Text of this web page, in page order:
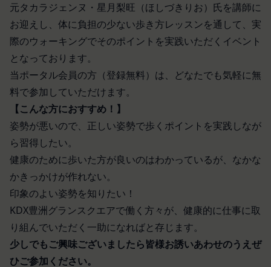
元タカラジェンヌ・星月梨旺（ほしづきりお）氏を講師に
お迎えし、体に負担の少ない歩き方レッスンを通して、実
際のウォーキングでそのポイントを実践いただくイベント
となっております。
当ポータル会員の方（登録無料）は、どなたでも気軽に無
料で参加していただけます。
【こんな方におすすめ！】
姿勢が悪いので、正しい姿勢で歩くポイントを実践しなが
ら習得したい。
健康のために歩いた方が良いのはわかっているが、なかな
かきっかけが作れない。
印象のよい姿勢を知りたい！
KDX豊洲グランスクエアで働く方々が、健康的に仕事に取
り組んでいただく一助になればと存じます。
少しでもご興味ございましたら皆様お誘いあわせのうえぜ
ひご参加ください。
号、国、およびユーザー名、もしくはメールアドレ
スなど、お客様が提供することを選択したその他の
あらゆる情報を取得する場合があります。
位置情報
お客様が、端末または携帯端末上で当社のサービス
を利用し、そこで位置情報を提供することを認めた
場合、当社は、お客様の位置情報を取得することが
あります。通常はお客様のブラウザや端末の設定に
より無効にすることができますが、無効にした場合
には当社のサービスの一部が利用できなくなくなる
ことがあります。
お客様のアクションに関する情報
お客様が、当社のサービスを利用する際、直接当社
に提供した情報および当社のサービスを提供してい
る第三者サービス提供者を通じて提供した情報を、
当社は取得・保管することがあります。お客様のサ
ービスご利用状況、他の利用者との交流に関する情
本サービスの利用を希望する法人、団体、個人をい
います。
「会員登録」
第4条に規定する方法に従って、登録希望者が行う
本サービスの利用登録をいいます。
「登録情報」
登録希望者及び利用者が会員登録時に登録した当社
が定める情報、本サービス利用中に当社が必要と判
断して登録を求めた情報及びこれらの情報について
利用者自身が追加、変更を行った場合の当該情報を
いいます。
「アカウント」
各会員が保有する、本サービスの利用に関する権利
の総体をいいます。
「パスワード」
登録情報と組み合わせて、会員とその他の者とを識
別するために用いられる符号をいいます。